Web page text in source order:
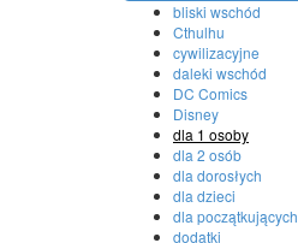
bliski wschód
Cthulhu
cywilizacyjne
daleki wschód
DC Comics
Disney
dla 1 osoby
dla 2 osób
dla dorosłych
dla dzieci
dla początkujących
dodatki